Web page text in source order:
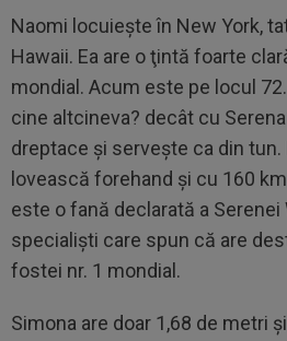
Naomi locuieşte în New York,
Hawaii. Ea are o ţintă foarte
mondial. Acum este pe locul
cine altcineva? decât cu
dreptace şi serveşte ca din tun.
lovească forehand şi cu 160
este o fană declarată a
specialişti care spun că are
fostei nr. 1 mondial.
Simona are doar 1,68 de metri